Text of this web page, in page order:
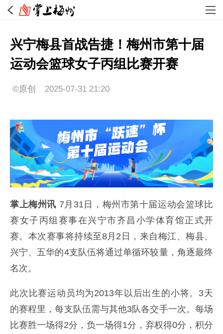
兴宁梅县首战告捷！梅州市第十届
运动会篮球女子丙组比赛开赛
©原创 2025-07-31 21:20
掌上梅州讯 7月31日，梅州市第十届运动会篮球比
赛女子丙组赛事在兴宁市齐昌小学体育馆正式开
赛。本次赛事将持续至8月2日，来自梅江、梅县、
兴宁、五华的4支队伍将通过单循环较量，角逐最终
名次。
此次比赛运动员均为2013年以后出生的小将。3天
的赛程里，每支队伍需与其他3队各交手一次。每场
比赛胜一场得2分，负一场得1分，弃权得0分，积分